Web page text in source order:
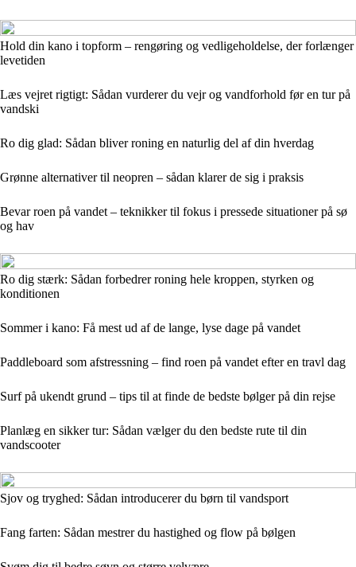
Hold din kano i topform – rengøring og vedligeholdelse, der forlænger
levetiden
Læs vejret rigtigt: Sådan vurderer du vejr og vandforhold før en tur på
vandski
Ro dig glad: Sådan bliver roning en naturlig del af din hverdag
Grønne alternativer til neopren – sådan klarer de sig i praksis
Bevar roen på vandet – teknikker til fokus i pressede situationer på sø
og hav
Ro dig stærk: Sådan forbedrer roning hele kroppen, styrken og
konditionen
Sommer i kano: Få mest ud af de lange, lyse dage på vandet
Paddleboard som afstressning – find roen på vandet efter en travl dag
Surf på ukendt grund – tips til at finde de bedste bølger på din rejse
Planlæg en sikker tur: Sådan vælger du den bedste rute til din
vandscooter
Sjov og tryghed: Sådan introducerer du børn til vandsport
Fang farten: Sådan mestrer du hastighed og flow på bølgen